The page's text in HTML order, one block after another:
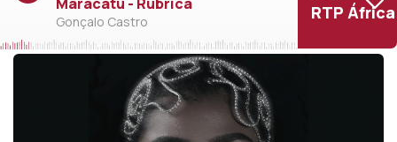
Gonçalo Castro RTP África